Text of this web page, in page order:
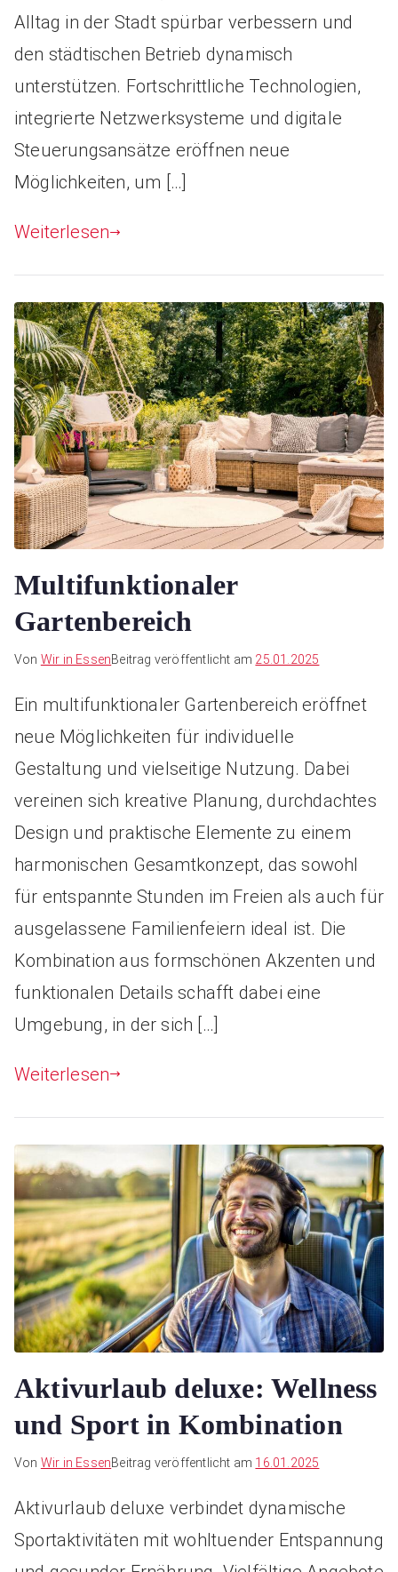
Alltag in der Stadt spürbar verbessern und
den städtischen Betrieb dynamisch
unterstützen. Fortschrittliche Technologien,
integrierte Netzwerksysteme und digitale
Steuerungsansätze eröffnen neue
Möglichkeiten, um […]
Weiterlesen
Multifunktionaler
Gartenbereich
Von Wir in EssenBeitrag veröffentlicht am 25.01.2025
Ein multifunktionaler Gartenbereich eröffnet
neue Möglichkeiten für individuelle
Gestaltung und vielseitige Nutzung. Dabei
vereinen sich kreative Planung, durchdachtes
Design und praktische Elemente zu einem
harmonischen Gesamtkonzept, das sowohl
für entspannte Stunden im Freien als auch für
ausgelassene Familienfeiern ideal ist. Die
Kombination aus formschönen Akzenten und
funktionalen Details schafft dabei eine
Umgebung, in der sich […]
Weiterlesen
Aktivurlaub deluxe: Wellness
und Sport in Kombination
Von Wir in EssenBeitrag veröffentlicht am 16.01.2025
Aktivurlaub deluxe verbindet dynamische
Sportaktivitäten mit wohltuender Entspannung